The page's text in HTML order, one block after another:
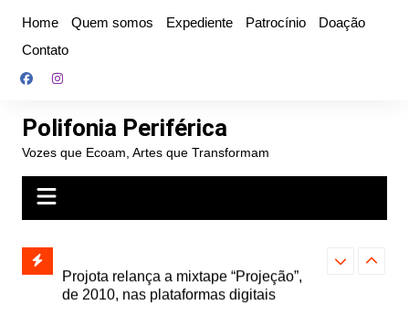
conteúdo
Home Quem somos Expediente Patrocínio
Doação
Contato
Polifonia Periférica
Vozes que Ecoam, Artes que Transformam
e abre
autoral,
de 2010, nas plataformas digitais
Farofa